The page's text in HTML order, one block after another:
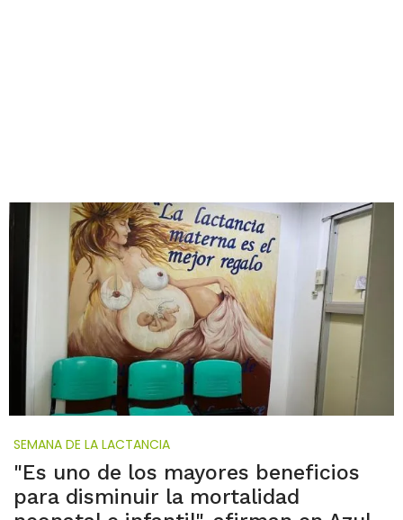
SEMANA DE LA LACTANCIA
"Es uno de los mayores beneficios
para disminuir la mortalidad